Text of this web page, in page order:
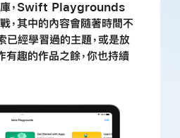
庫，Swift Playgrounds
，其中的內容會隨著時間不
已經學習過的主題，或是放
有趣的作品之餘，你也持續